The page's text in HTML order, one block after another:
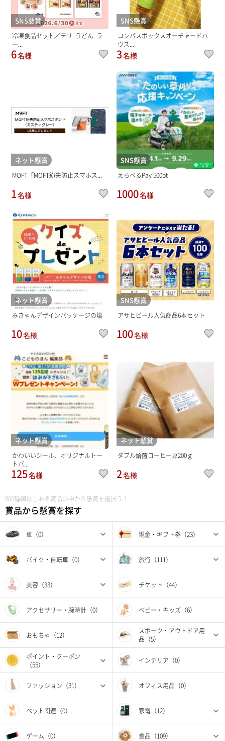
500種類以上ある賞品の中から懸賞を選ぼう！
賞品から懸賞を探す
車（0） 現金・ギフト券（23）
バイク・自転車（0） 旅行（111）
美容（33） チケット（44）
アクセサリー・腕時計（0） ベビー・キッズ（6）
おもちゃ（12）
スポーツ・アウトドア用
品（5）
ポイント・クーポン
（55）
インテリア（0）
ファッション（31） オフィス用品（0）
ペット関連（0） 家電（12）
ゲーム（0） 食品（109）
SNS懸賞
冷凍食品セット／デリ･うどん･ラ
ー...
6名様
SNS懸賞
コンパスボックスオーチャードハ
ウス...
3名様
ネット懸賞
MOFT「MOFT紛失防止スマホス...
1名様
SNS懸賞
えらべるPay 500pt
1000名様
ネット懸賞
みきゃんデザインパッケージの塩
10名様
SNS懸賞
アサヒビール人気商品6本セット
100名様
ネット懸賞
かわいいシール、オリジナルトー
トバ...
125名様
ネット懸賞
ダブル焙煎コーヒー豆200ｇ
2名様